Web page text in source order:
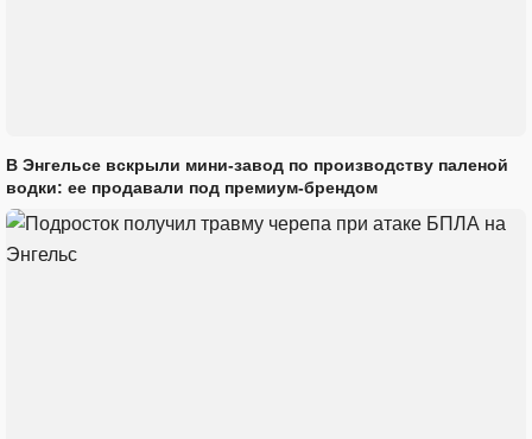
В Энгельсе вскрыли мини-завод по производству паленой
водки: ее продавали под премиум-брендом